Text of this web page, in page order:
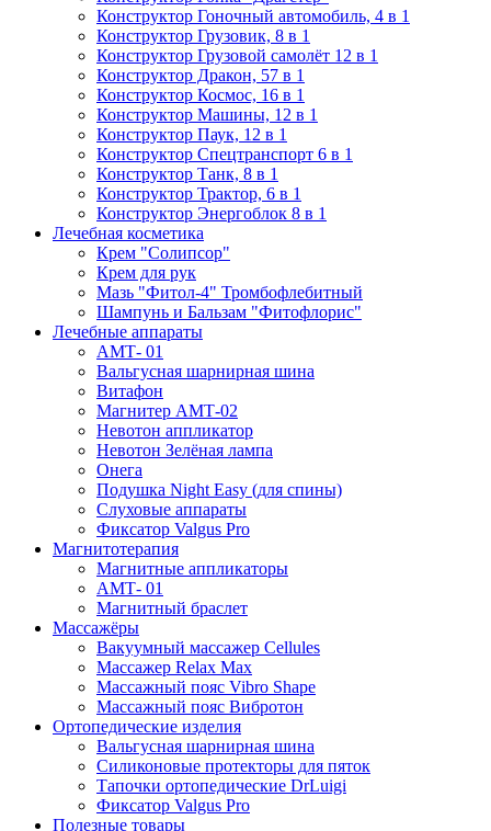
Конструктор Гоночный автомобиль, 4 в 1
Конструктор Грузовик, 8 в 1
Конструктор Грузовой самолёт 12 в 1
Конструктор Дракон, 57 в 1
Конструктор Космос, 16 в 1
Конструктор Машины, 12 в 1
Конструктор Паук, 12 в 1
Конструктор Спецтранспорт 6 в 1
Конструктор Танк, 8 в 1
Конструктор Трактор, 6 в 1
Конструктор Энергоблок 8 в 1
Лечебная косметика
Крем "Солипсор"
Крем для рук
Мазь "Фитол-4" Тромбофлебитный
Шампунь и Бальзам "Фитофлорис"
Лечебные аппараты
АМТ- 01
Вальгусная шарнирная шина
Витафон
Магнитер АМТ-02
Невотон аппликатор
Невотон Зелёная лампа
Онега
Подушка Night Easy (для спины)
Слуховые аппараты
Фиксатор Valgus Pro
Магнитотерапия
Магнитные аппликаторы
АМТ- 01
Магнитный браслет
Массажёры
Вакуумный массажер Cellules
Массажер Relax Max
Массажный пояс Vibro Shape
Массажный пояс Вибротон
Ортопедические изделия
Вальгусная шарнирная шина
Силиконовые протекторы для пяток
Тапочки ортопедические DrLuigi
Фиксатор Valgus Pro
Полезные товары